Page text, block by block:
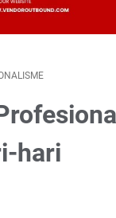
hari